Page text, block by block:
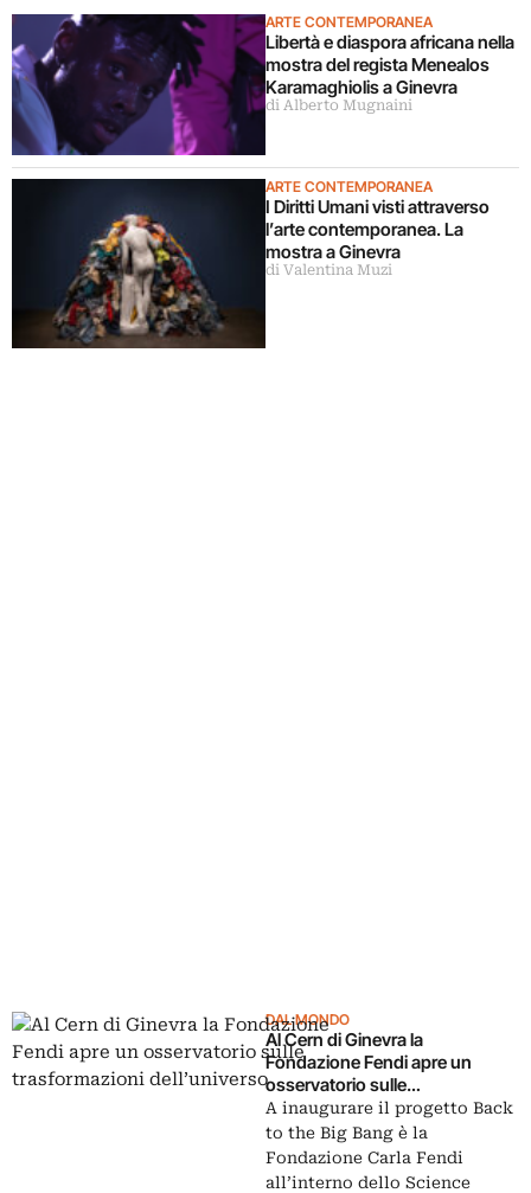
ARTE CONTEMPORANEA
Libertà e diaspora africana nella
mostra del regista Menealos
Karamaghiolis a Ginevra
di Alberto Mugnaini
ARTE CONTEMPORANEA
I Diritti Umani visti attraverso
l’arte contemporanea. La
mostra a Ginevra
di Valentina Muzi
DAL MONDO
Al Cern di Ginevra la
Fondazione Fendi apre un
osservatorio sulle
trasformazioni dell’universo
A inaugurare il progetto Back
to the Big Bang è la
Fondazione Carla Fendi
all’interno dello Science